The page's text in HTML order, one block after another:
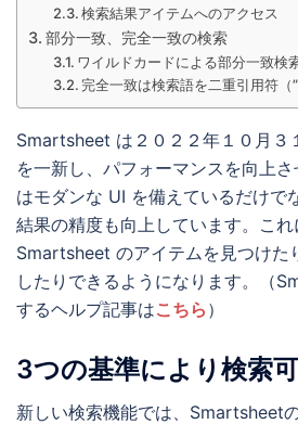
検索結果アイテムへのアクセス
部分一致、完全一致の検索
ワイルドカードによる部分一致検
完全一致は検索語を二重引用符（
Smartsheet は２０２２年１０月３
を一新し、パフォーマンスを向上
はモダンな UI を備えているだけで
結果の精度も向上しています。こ
Smartsheet のアイテムを見つけた
したりできるようになります。（
するヘルプ記事はこちら ）
3つの基準により検索
新しい検索機能では、Smartsheet